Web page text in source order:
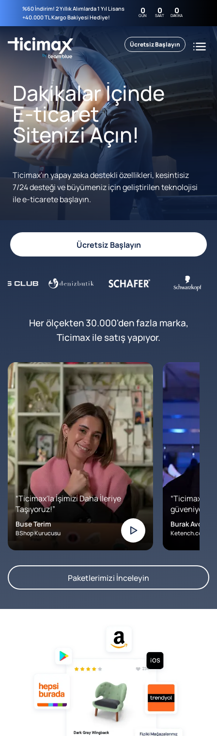
%60 İndirim! 2 Yıllık Alımlarda 1 Yıl Lisans
+40.000 TL Kargo Bakiyesi Hediye!
0
GÜN 0
SAAT 0
DAKIKA
Ücretsiz Başlayın
Dakikalar İçinde
E-ticaret
Sitenizi Açın!
Ticimax'ın yapay zeka destekli özellikleri, kesintisiz
7/24 desteği ve büyümeniz için geliştirilen teknolojisi
ile e-ticarete başlayın.
Ücretsiz Başlayın
Her ölçekten 30.000'den fazla marka,
Ticimax ile satış yapıyor.
“Ticimax'la İşimizi Daha İleriye
Taşıyoruz!”
Buse Terim
BShop Kurucusu
“Ticimax'a
Burak Avcılar
Ketench.com –
Paketlerimizi İnceleyin